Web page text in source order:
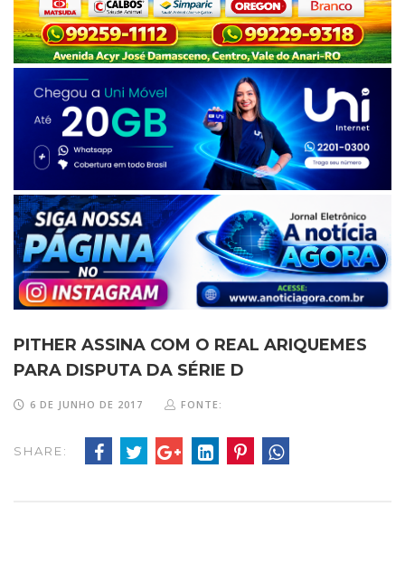
PITHER ASSINA COM O REAL ARIQUEMES
PARA DISPUTA DA SÉRIE D
6 DE JUNHO DE 2017 FONTE:
SHARE: